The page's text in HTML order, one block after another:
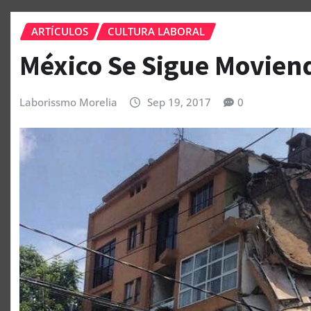
ARTÍCULOS CULTURA LABORAL
México Se Sigue
Laborissmo Morelia Sep 19, 2017 0